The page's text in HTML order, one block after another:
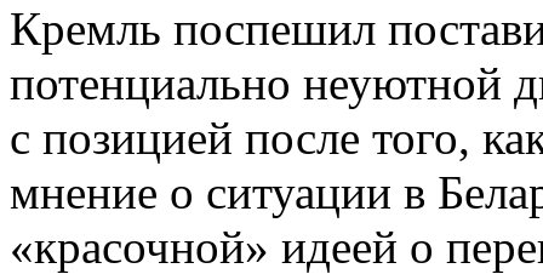
Кремль поспешил
потенциально неуютной
с позицией после того,
мнение о ситуации в
«красочной» идеей о